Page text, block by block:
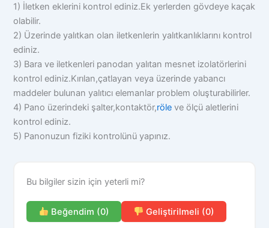
1) İletken eklerini kontrol ediniz.Ek yerlerden gövdeye kaçak
olabilir.
2) Üzerinde yalıtkan olan iletkenlerin yalıtkanlıklarını kontrol
ediniz.
3) Bara ve iletkenleri panodan yalıtan mesnet izolatörlerini
kontrol ediniz.Kırılan,çatlayan veya üzerinde yabancı
maddeler bulunan yalıtıcı elemanlar problem oluşturabilirler.
4) Pano üzerindeki şalter,kontaktör,röle ve ölçü aletlerini
kontrol ediniz.
5) Panonuzun fiziki kontrolünü yapınız.
Bu bilgiler sizin için yeterli mi?
Beğendim (0) Geliştirilmeli (0)